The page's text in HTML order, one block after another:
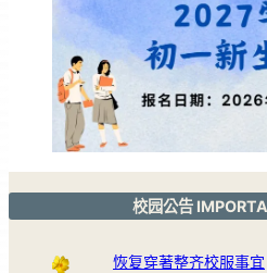
校园公告
恢复穿著整齐校服事宜